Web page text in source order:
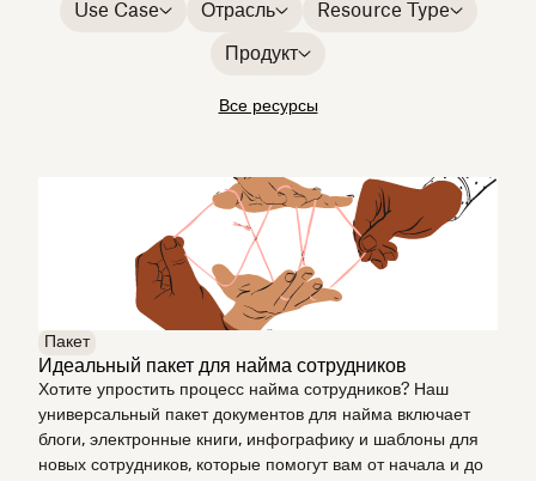
Use Case Отрасль Resource Type
Продукт
Все ресурсы
Пакет
Идеальный пакет для найма сотрудников
Хотите упростить процесс найма сотрудников? Наш
универсальный пакет документов для найма включает
блоги, электронные книги, инфографику и шаблоны для
новых сотрудников, которые помогут вам от начала и до